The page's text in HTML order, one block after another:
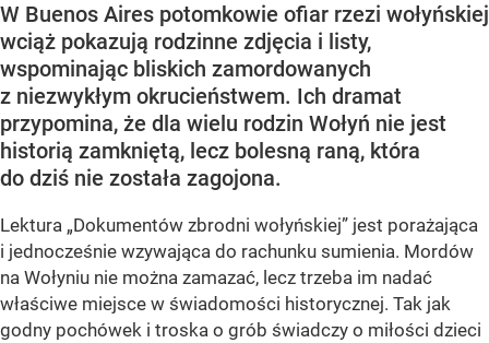
W Buenos Aires potomkowie ofiar rzezi wołyńskiej
wciąż pokazują rodzinne zdjęcia i listy,
wspominając bliskich zamordowanych
z niezwykłym okrucieństwem. Ich dramat
przypomina, że dla wielu rodzin Wołyń nie jest
historią zamkniętą, lecz bolesną raną, która
do dziś nie została zagojona.
Lektura „Dokumentów zbrodni wołyńskiej” jest porażająca
i jednocześnie wzywająca do rachunku sumienia. Mordów
na Wołyniu nie można zamazać, lecz trzeba im nadać
właściwe miejsce w świadomości historycznej. Tak jak
godny pochówek i troska o grób świadczy o miłości dzieci